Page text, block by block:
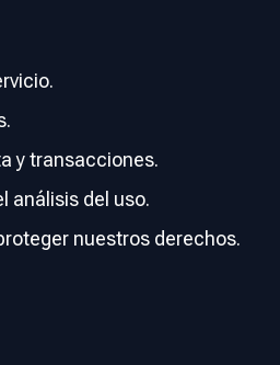
y transacciones.
análisis del uso.
nuestros derechos.